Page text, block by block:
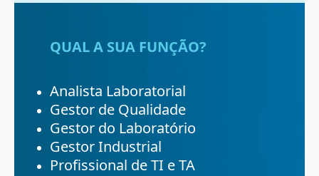
QUAL A SUA FUNÇÃO?
Analista Laboratorial
Gestor de Qualidade
Gestor do Laboratório
Gestor Industrial
Profissional de TI e TA